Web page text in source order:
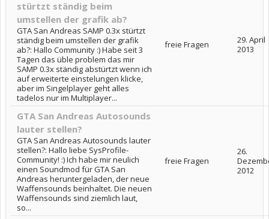
stürtzt ständig beim
umstellen der grafik ab?
GTA San Andreas SAMP 0.3x stürtzt
ständig beim umstellen der grafik
ab?: Hallo Community :) Habe seit 3
Tagen das üble problem das mir
SAMP 0.3x ständig abstürtzt wenn ich
auf erweiterte einstelungen klicke,
aber im Singelplayer geht alles
tadelos nur im Multiplayer...
freie Fragen
29. April
2013
GTA San Andreas Autosounds
lauter stellen?
GTA San Andreas Autosounds lauter
stellen?: Hallo liebe SysProfile-
Community! :) Ich habe mir neulich
einen Soundmod für GTA San
Andreas heruntergeladen, der neue
Waffensounds beinhaltet. Die neuen
Waffensounds sind ziemlich laut,
so...
freie Fragen
26.
2012